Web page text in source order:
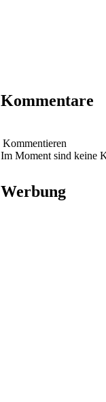
Kommentare
Kommentieren
Im Moment sind keine
Werbung